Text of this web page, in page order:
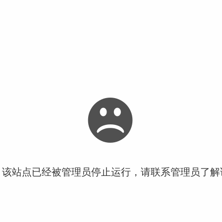
站点已经被管理员停止运行，请联系管理员了